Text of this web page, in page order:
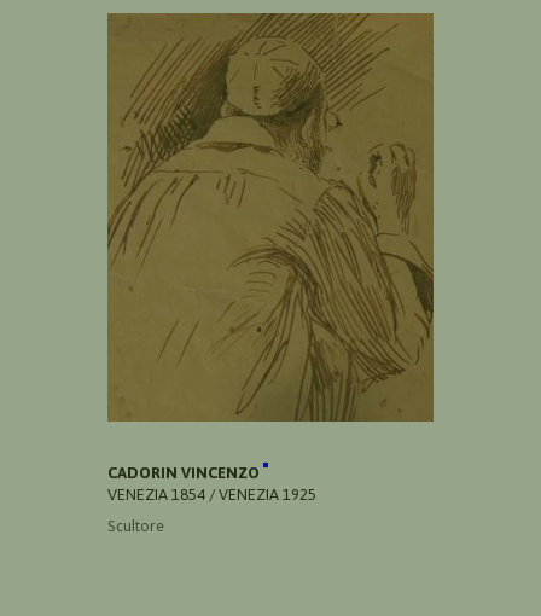
CADORIN VINCENZO
VENEZIA 1854 / VENEZIA 1925
Scultore